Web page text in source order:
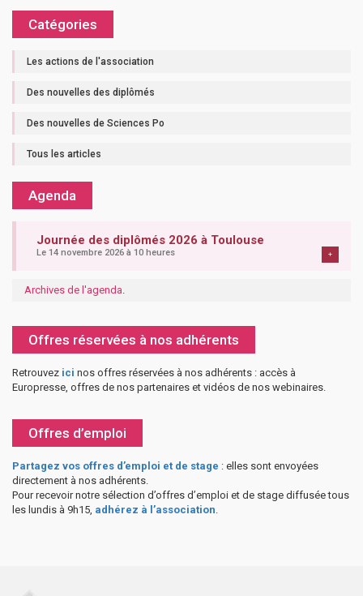
Catégories
Les actions de l'association
Des nouvelles des diplômés
Des nouvelles de Sciences Po
Tous les articles
Agenda
Journée des diplômés 2026 à Toulouse
Le 14 novembre 2026 à 10 heures +
Archives de l'agenda.
Offres réservées à nos adhérents
Retrouvez ici nos offres réservées à nos adhérents : accès à
Europresse, offres de nos partenaires et vidéos de nos webinaires.
Offres d’emploi
Partagez vos offres d’emploi et de stage : elles sont envoyées
directement à nos adhérents.
Pour recevoir notre sélection d’offres d’emploi et de stage diffusée tous
les lundis à 9h15, adhérez à l’association.